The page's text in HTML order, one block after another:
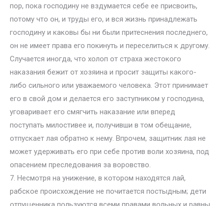
пор, пока господину не вздумается себе ее присвоить,
потому что он, и труды его, и вся жизнь принадлежать
господину и каковы бы ни были притеснения последнего,
он не имеет права его покинуть и переселиться к другому.
Случается иногда, что холоп от страха жестокого
наказания бежит от хозяина и просит защиты какого-
либо сильного или уважаемого человека. Этот принимает
его в свой дом и делается его заступником у господина,
уговаривает его смягчить наказание или вперед
поступать милостивее и, получивши в том обещание,
отпускает лая обратно к нему. Впрочем, защитник лая не
может удерживать его при себе против воли хозяина, под
опасением преследования за воровство.
7. Несмотря на унижение, в котором находятся лай,
рабское происхождение не почитается постыдным; дети